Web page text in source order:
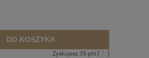
DO KOSZYKA
Zyskujesz 35 pkt [ ?